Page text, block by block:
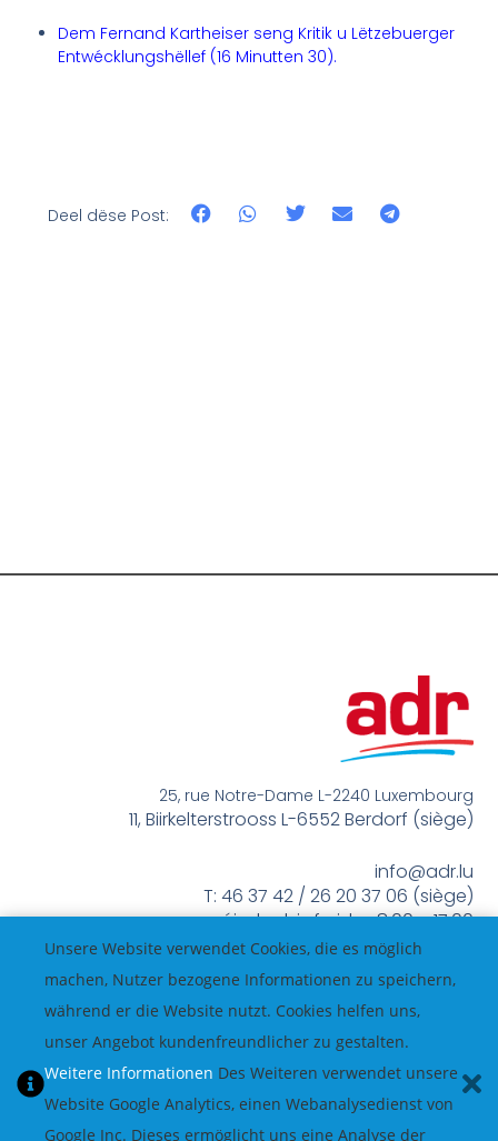
Dem Fernand Kartheiser seng Kritik u Lëtzebuerger
Entwécklungshëllef (16 Minutten 30).
Deel dëse Post:
25, rue Notre-Dame L-2240 Luxembourg
11, Biirkelterstrooss L-6552 Berdorf (siège)
info@adr.lu
T: 46 37 42 / 26 20 37 06 (siège)
méindes bis freides 8:00 – 17:00
Unsere Website verwendet Cookies, die es möglich
machen, Nutzer bezogene Informationen zu speichern,
während er die Website nutzt. Cookies helfen uns,
unser Angebot kundenfreundlicher zu gestalten.
Weitere Informationen Des Weiteren verwendet unsere
Website Google Analytics, einen Webanalysedienst von
Google Inc. Dieses ermöglicht uns eine Analyse der